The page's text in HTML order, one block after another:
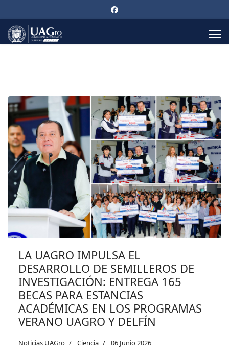
LA UAGRO IMPULSA EL
DESARROLLO DE SEMILLEROS DE
INVESTIGACIÓN: ENTREGA 165
BECAS PARA ESTANCIAS
ACADÉMICAS EN LOS PROGRAMAS
VERANO UAGRO Y DELFÍN
Noticias UAGro Ciencia 06 Junio 2026